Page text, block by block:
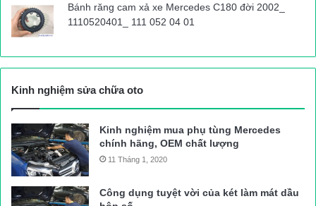
Bánh răng cam xả xe Mercedes C180 đời 2002_
1110520401_ 111 052 04 01
Kinh nghiệm sửa chữa oto
Kinh nghiệm mua phụ tùng Mercedes
chính hãng, OEM chất lượng
11 Tháng 1, 2020
Công dụng tuyệt vời của két làm mát dầu